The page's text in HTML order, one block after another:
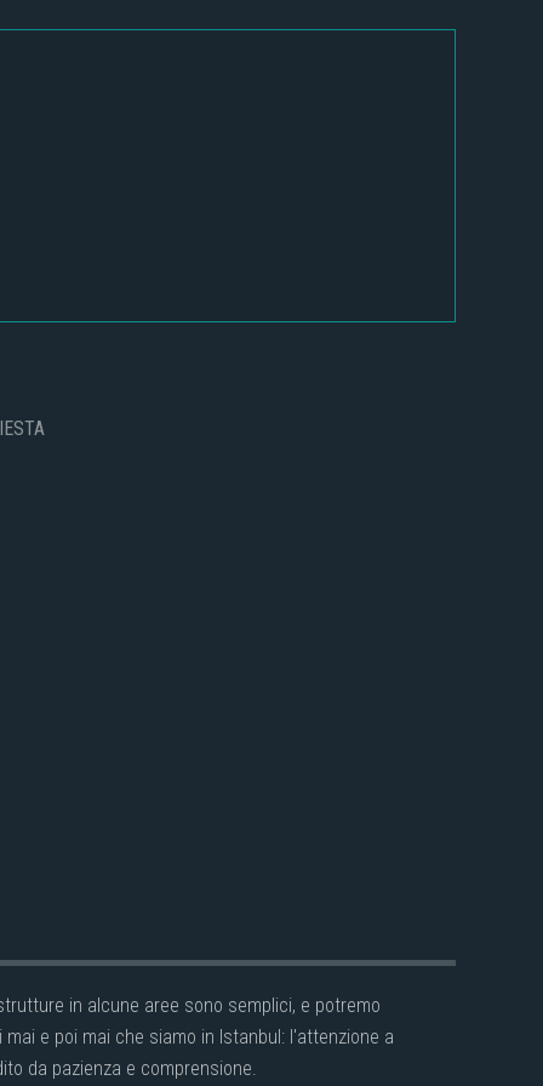
in alcune aree sono semplici, e potremo
e poi mai che siamo in Istanbul: l'attenzione a
da pazienza e comprensione.